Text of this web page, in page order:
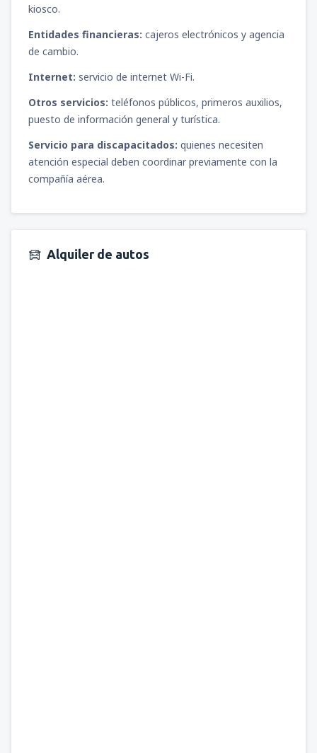
kiosco.
Entidades financieras: cajeros electrónicos y agencia
de cambio.
Internet: servicio de internet Wi-Fi.
Otros servicios: teléfonos públicos, primeros auxilios,
puesto de información general y turística.
Servicio para discapacitados: quienes necesiten
atención especial deben coordinar previamente con la
compañía aérea.
Alquiler de autos